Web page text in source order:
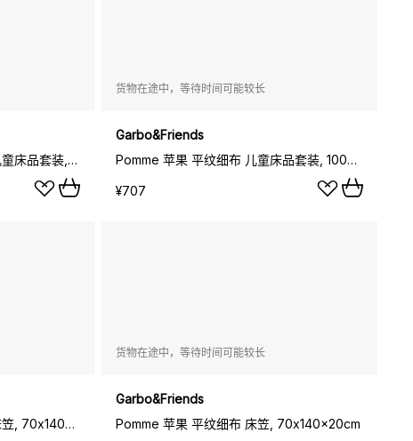
Plumbago 蓝雪花 平纹细布 儿童床品套装, 100x135cm_40x60cm
货物在途中，等待时间可能较长
Garbo&Friends
Pomme 苹果 平纹细布 儿童床品套装, 100x140cm_40x60cm
¥707
Plumbago 蓝雪花 平纹细布 床笠, 70x140x20cm
货物在途中，等待时间可能较长
Garbo&Friends
Pomme 苹果 平纹细布 床笠, 70x140x20cm